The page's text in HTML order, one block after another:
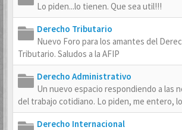
Lo piden...lo tienen. Que sea util!!!
Derecho Tributario
Nuevo Foro para los amantes del
Tributario. Saludos a la AFIP
Derecho Administrativo
Un nuevo espacio respondiendo a las
del trabajo cotidiano. Lo piden, me entero,
Derecho Internacional